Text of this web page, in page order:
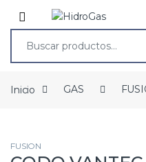
Inicio GAS
FUSION